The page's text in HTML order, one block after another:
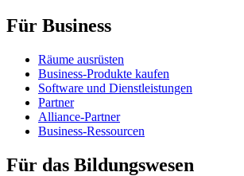
Für Business
Räume ausrüsten
Business-Produkte kaufen
Software und Dienstleistungen
Partner
Alliance-Partner
Business-Ressourcen
Für das Bildungswesen